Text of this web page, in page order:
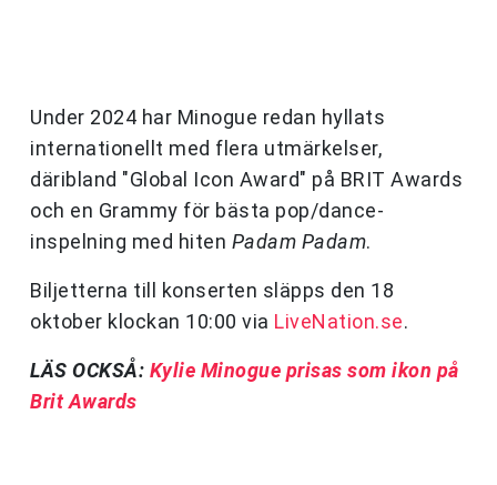
Under 2024 har Minogue redan hyllats
internationellt med flera utmärkelser,
däribland "Global Icon Award" på BRIT Awards
och en Grammy för bästa pop/dance-
inspelning med hiten Padam Padam.
Biljetterna till konserten släpps den 18
oktober klockan 10:00 via LiveNation.se.
LÄS OCKSÅ: Kylie Minogue prisas som ikon på
Brit Awards